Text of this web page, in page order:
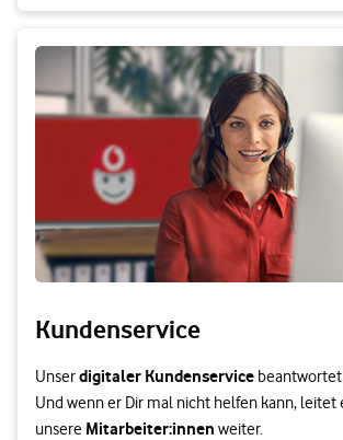
Kundenservice
Unserdigitaler Kundenservice beantwortet
Und wenn er Dir mal nicht helfen kann, leitet
unsere Mitarbeiter:innen weiter.